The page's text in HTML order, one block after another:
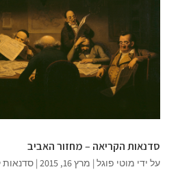
סדנאות הקריאה – מחזור האביב
על ידי מוטי פוגל| מרץ 16, 2015 | סדנאות